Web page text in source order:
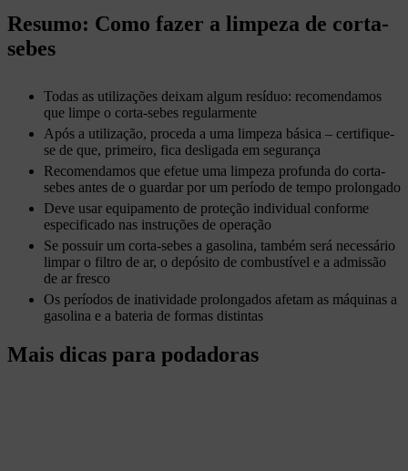
Resumo: Como fazer a limpeza de corta-
sebes
Todas as utilizações deixam algum resíduo: recomendamos
que limpe o corta-sebes regularmente
Após a utilização, proceda a uma limpeza básica – certifique-
se de que, primeiro, fica desligada em segurança
Recomendamos que efetue uma limpeza profunda do corta-
sebes antes de o guardar por um período de tempo prolongado
Deve usar equipamento de proteção individual conforme
especificado nas instruções de operação
Se possuir um corta-sebes a gasolina, também será necessário
limpar o filtro de ar, o depósito de combustível e a admissão
de ar fresco
Os períodos de inatividade prolongados afetam as máquinas a
gasolina e a bateria de formas distintas
Mais dicas para podadoras